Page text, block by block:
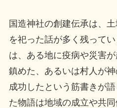
国造神社の創建伝承は、
を祀った話が多く残って
は、ある地に疫病や災害
鎮めた、あるいは村人が
成功したという筋書きが
た物語は地域の成立や共